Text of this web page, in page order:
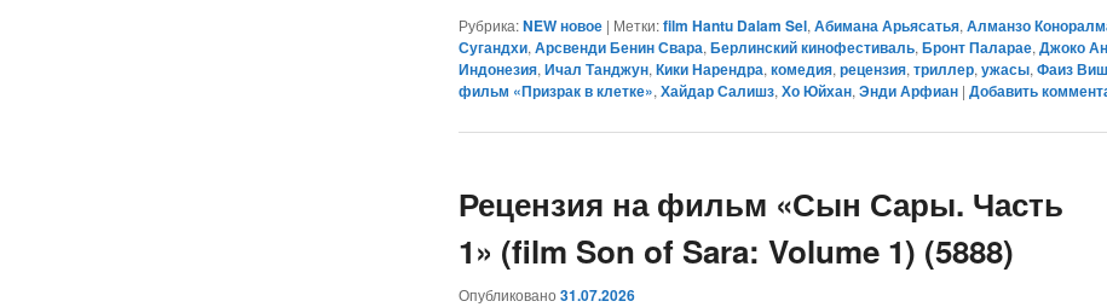
Рубрика: NEW новое | Метки: film Hantu Dalam Sel,Абимана Арьясатья,Алманзо
Сугандхи,Арсвенди Бенин Свара,Берлинский кинофестиваль,Бронт Паларае,Джоко
Индонезия,Ичал Танджун,Кики Нарендра,комедия,рецензия,триллер,ужасы,Фаиз
фильм «Призрак в клетке»,Хайдар Салишз,Хо Юйхан,Энди Арфиан |Добавить
Рецензия на фильм «Сын Сары. Часть
1» (film Son of Sara: Volume 1) (5888)
Опубликовано31.07.2026